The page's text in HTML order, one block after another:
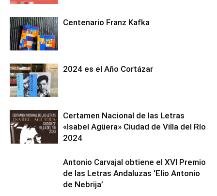
Centenario Franz Kafka
2024 es el Año Cortázar
Certamen Nacional de las Letras
«Isabel Agüera» Ciudad de Villa del Río
2024
Antonio Carvajal obtiene el XVI Premio
de las Letras Andaluzas ‘Elio Antonio
de Nebrija’